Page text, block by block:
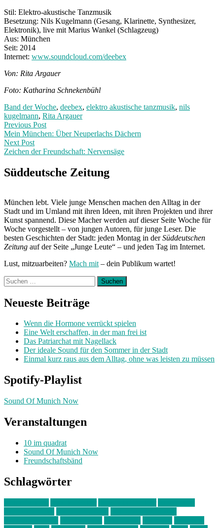
Stil: Elektro-akustische Tanzmusik
Besetzung: Nils Kugelmann (Gesang, Klarinette, Synthesizer,
Elektronik), live mit Marius Wankel (Schlagzeug)
Aus: München
Seit: 2014
Internet: www.soundcloud.com/deebex
Von: Rita Argauer
Foto: Katharina Schnekenbühl
Band der Woche, deebex, elektro akustische tanzmusik, nils
kugelmann, Rita Argauer
Post
navigation
Previous PostPrevious
post:
Mein München: Über Neuperlachs Dächern
Next Post
Zeichen der Freundschaft: Nervensäge
Post:
Süddeutsche Zeitung
München lebt. Viele junge Menschen machen den Alltag in der
Stadt und im Umland mit ihren Ideen, mit ihren Projekten und ihrer
Kunst spannend. Diese Macher werden auf dieser Seite Woche für
Woche vorgestellt – von jungen Autoren, für junge Leser. Die
besten Geschichten der Stadt: jeden Montag in derSüddeutschen
Zeitung auf der Seite „Junge Leute“ – und jeden Tag im Internet.
Lust, mitzuarbeiten? Mach mit – dein Publikum wartet!
Suchen
nach:
Neueste Beiträge
Wenn die Hormone verrückt spielen
Eine Welt erschaffen, in der man frei ist
Das Patriarchat mit Nagellack
Der ideale Sound für den Sommer in der Stadt
Einmal kurz raus aus dem Alltag, ohne was leisten zu müssen
Spotify-Playlist
Sound Of Munich Now
Veranstaltungen
10 im quadrat
Sound Of Munich Now
Freundschaftsbänd
Schlagwörter